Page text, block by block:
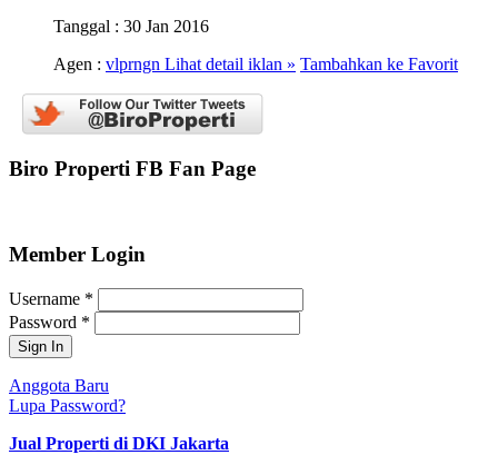
Tanggal : 30 Jan 2016
Agen : vlprngn Lihat detail iklan » Tambahkan ke Favorit
Biro Properti FB Fan Page
Member Login
Username *
Password *
Anggota Baru
Lupa Password?
Jual Properti di DKI Jakarta